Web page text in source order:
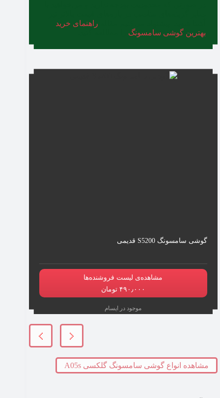
راهنمای خرید
بهترین گوشی سامسونگ
گوشی سامسونگ S5200 قدیمی
مشاهده‌ی لیست فروشنده‌ها
۴۹۰٫۰۰۰ تومان
موجود در ایسام
مشاهده انواع گوشی سامسونگ گلکسی A05s